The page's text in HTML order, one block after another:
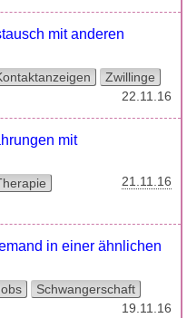
mit anderen
Zwillinge
22.11.16
mit
21.11.16
in einer ähnlichen
Schwangerschaft
19.11.16